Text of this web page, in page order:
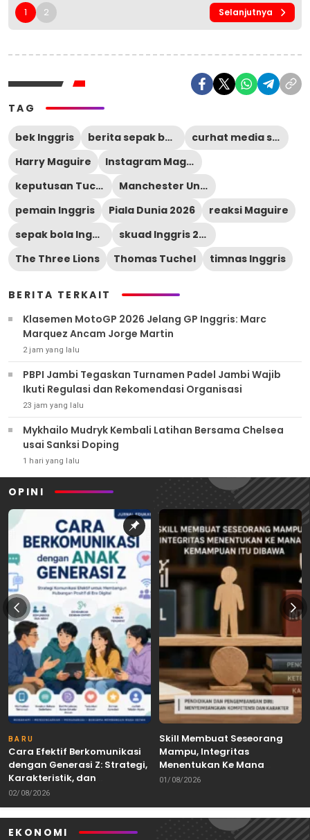
1 2 Selanjutnya
TAG
bek Inggris berita sepak bola
curhat media sosial
Harry Maguire
Instagram Maguire
keputusan Tuchel
Manchester United
pemain Inggris
Piala Dunia 2026
reaksi Maguire
sepak bola Inggris
skuad Inggris 2026
The Three Lions
Thomas Tuchel timnas Inggris
BERITA TERKAIT
Klasemen MotoGP 2026 Jelang GP Inggris: Marc
Marquez Ancam Jorge Martin
2 jam yang lalu
PBPI Jambi Tegaskan Turnamen Padel Jambi Wajib
Ikuti Regulasi dan Rekomendasi Organisasi
23 jam yang lalu
Mykhailo Mudryk Kembali Latihan Bersama Chelsea
usai Sanksi Doping
1 hari yang lalu
OPINI
BARU
Cara Efektif Berkomunikasi
dengan Generasi Z: Strategi,
Karakteristik, dan
Tantangannya
02/08/2026
Skill Membuat Seseorang
Mampu, Integritas
Menentukan Ke Mana
Kemampuan Itu Dibawa
01/08/2026
EKONOMI